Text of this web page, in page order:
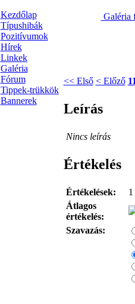
Kezdőlap
Típushibák
Pozitívumok
Hírek
Linkek
Galéria
Fórum
Tippek-trükkök
Bannerek
Galéria
<< Első < Előző 11
Leírás
Nincs leírás
Értékelés
Értékelések:
1
Átlagos
értékelés:
Szavazás: